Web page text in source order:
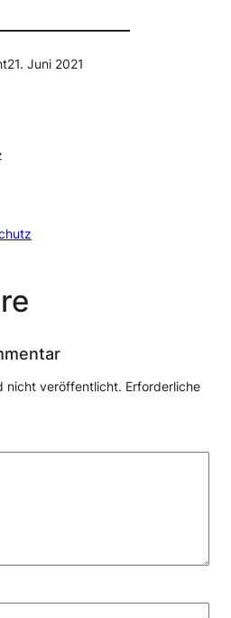
21. Juni 2021
nicht veröffentlicht. Erforderliche